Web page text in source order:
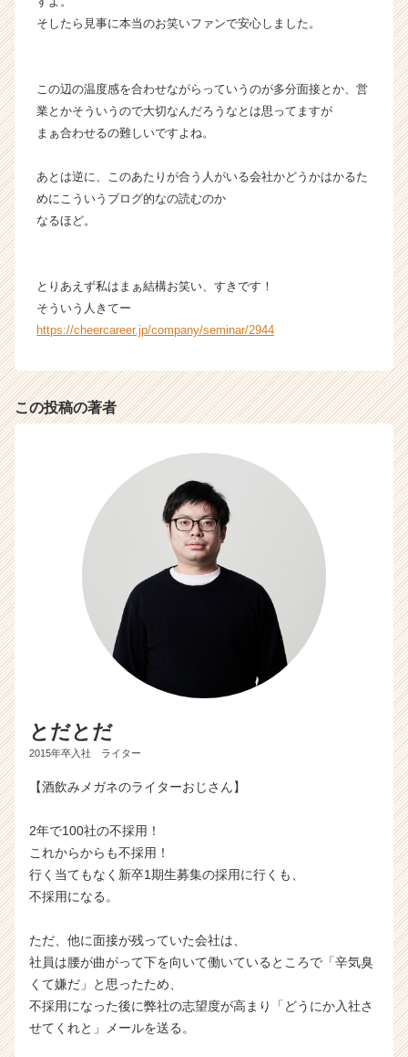
そしたら見事に本当のお笑いファンで安心しました。
この辺の温度感を合わせながらっていうのが多分面接とか、営
業とかそういうので大切なんだろうなとは思ってますが
まぁ合わせるの難しいですよね。
あとは逆に、このあたりが合う人がいる会社かどうかはかるた
めにこういうブログ的なの読むのか
なるほど。
とりあえず私はまぁ結構お笑い、すきです！
そういう人きてー
https://cheercareer.jp/company/seminar/2944
この投稿の著者
とだとだ
2015年卒入社 ライター
【酒飲みメガネのライターおじさん】
2年で100社の不採用！
これからからも不採用！
行く当てもなく新卒1期生募集の採用に行くも、
不採用になる。
ただ、他に面接が残っていた会社は、
社員は腰が曲がって下を向いて働いているところで「辛気臭
くて嫌だ」と思ったため、
不採用になった後に弊社の志望度が高まり「どうにか入社さ
せてくれと」メールを送る。